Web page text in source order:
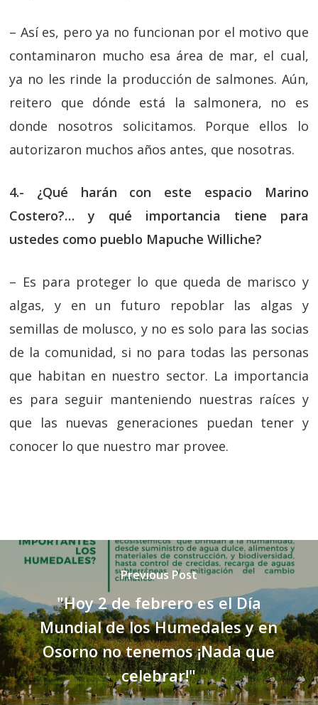
– Así es, pero ya no funcionan por el motivo que
contaminaron mucho esa área de mar, el cual,
ya no les rinde la producción de salmones. Aún,
reitero que dónde está la salmonera, no es
donde nosotros solicitamos. Porque ellos lo
autorizaron muchos años antes, que nosotras.
4.- ¿Qué harán con este espacio Marino
Costero?… y qué importancia tiene para
ustedes como pueblo Mapuche Williche?
– Es para proteger lo que queda de marisco y
algas, y en un futuro repoblar las algas y
semillas de molusco, y no es solo para las socias
de la comunidad, si no para todas las personas
que habitan en nuestro sector. La importancia
es para seguir manteniendo nuestras raíces y
que las nuevas generaciones puedan tener y
conocer lo que nuestro mar provee.
Previous Post
"Hoy 2 de febrero es el Día
Mundial de los Humedales y en
Osorno no tenemos ¡Nada que
celebrar!"